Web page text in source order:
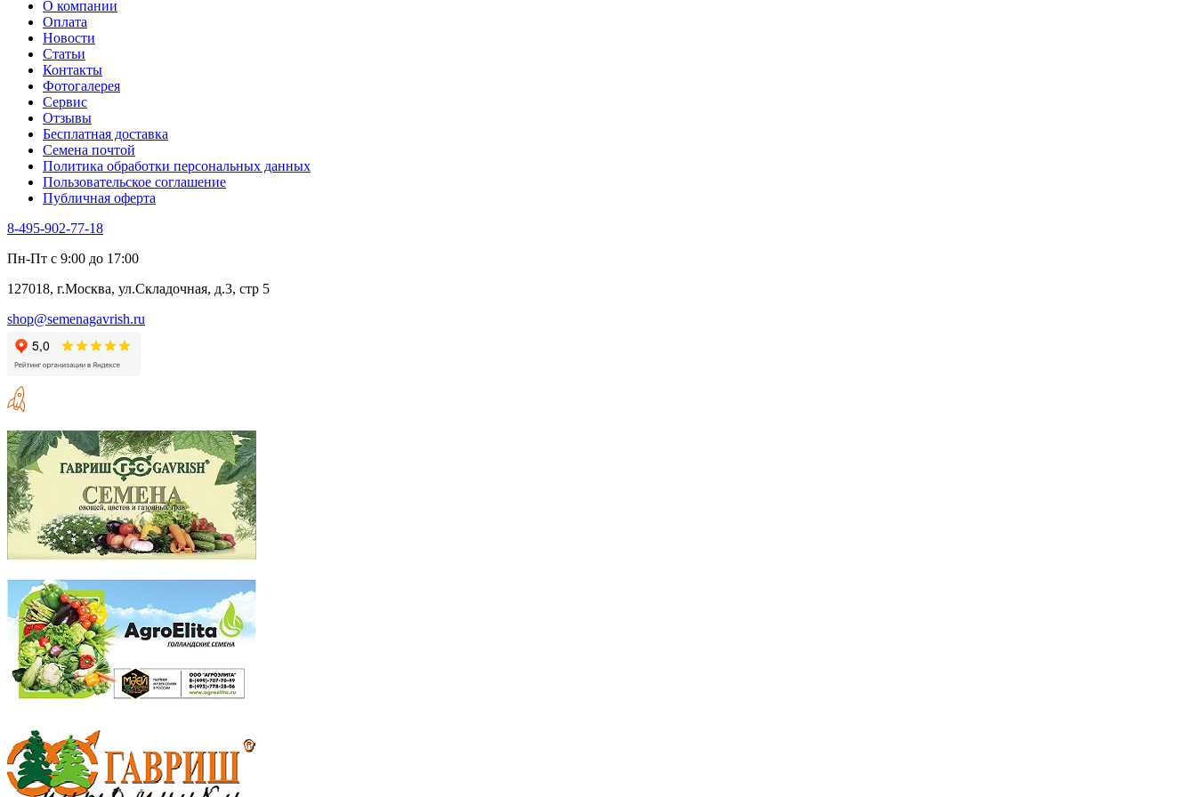
О компании
Оплата
Новости
Статьи
Контакты
Фотогалерея​
Сервис
Отзывы
Бесплатная доставка
Семена почтой
Политика обработки персональных данных
Пользовательское соглашение
Публичная оферта
8-495-902-77-18
Пн-Пт с 9:00 до 17:00
127018, г.Москва, ул.Складочная, д.3, стр 5
shop@semenagavrish.ru